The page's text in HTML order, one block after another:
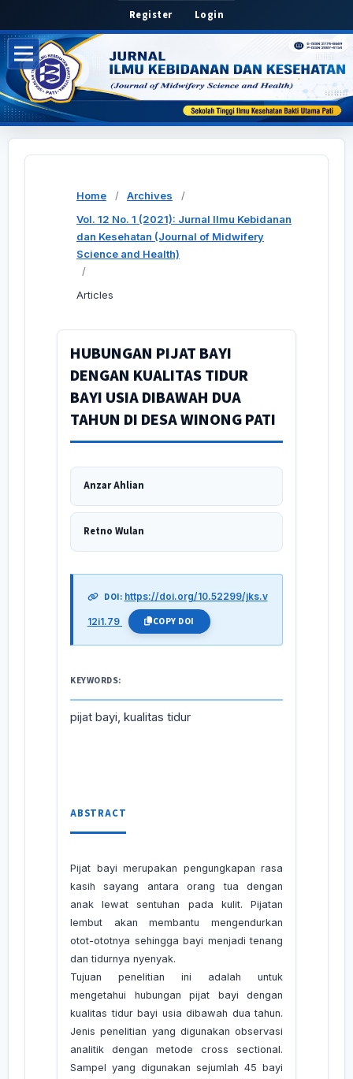
Register Login
Home / Archives
/
Vol. 12 No. 1 (2021): Jurnal Ilmu Kebidanan
dan Kesehatan (Journal of Midwifery
Science and Health)
/
Articles
HUBUNGAN PIJAT BAYI
DENGAN KUALITAS TIDUR
BAYI USIA DIBAWAH DUA
TAHUN DI DESA WINONG PATI
Anzar Ahlian
Retno Wulan
DOI: https://doi.org/10.52299/jks.v
12i1.79 COPY DOI
KEYWORDS:
pijat bayi, kualitas tidur
ABSTRACT
Pijat bayi merupakan pengungkapan rasa
kasih sayang antara orang tua dengan
anak lewat sentuhan pada kulit. Pijatan
lembut akan membantu mengendurkan
otot-ototnya sehingga bayi menjadi tenang
dan tidurnya nyenyak.
Tujuan penelitian ini adalah untuk
mengetahui hubungan pijat bayi dengan
kualitas tidur bayi usia dibawah dua tahun.
Jenis penelitian yang digunakan observasi
analitik dengan metode cross sectional.
Sampel yang digunakan sejumlah 45 bayi